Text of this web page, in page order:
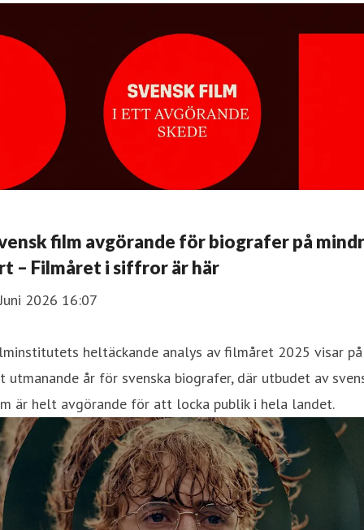
film avgörande för biografer på
– Filmåret i siffror är här
2026 16:07
heltäckande analys av filmåret 2025 visar på
utmanande år för svenska biografer, där utbudet av
är helt avgörande för att locka publik i hela landet.